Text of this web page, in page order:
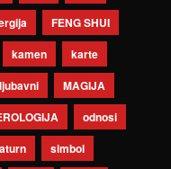
FENG SHUI
kamen
karte
ljubavni
MAGIJA
odnosi
simbol